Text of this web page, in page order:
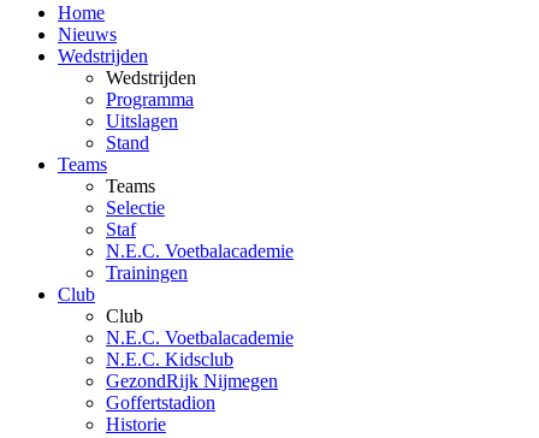
Home
Nieuws
Wedstrijden
Wedstrijden
Programma
Uitslagen
Stand
Teams
Teams
Selectie
Staf
N.E.C. Voetbalacademie
Trainingen
Club
Club
N.E.C. Voetbalacademie
N.E.C. Kidsclub
GezondRijk Nijmegen
Goffertstadion
Historie